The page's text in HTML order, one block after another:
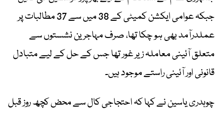
جبکہ عوامی ایکشن کمیٹی کے 38 میں سے 37 مطالبات پر
عملدرآمد بھی ہو چکا تھا، صرف مہاجرین نشستوں سے
متعلق آئینی معاملہ زیر غور تھا جس کے حل کے لیے متبادل
قانونی اور آئینی راستے موجود ہیں۔
چوہدری یاسین نے کہا کہ احتجاجی کال سے محض کچھ روز قبل